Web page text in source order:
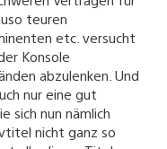
teuren
etc. versucht
Konsole
abzulenken. Und
nur eine gut
sich nun nämlich
nicht ganz so